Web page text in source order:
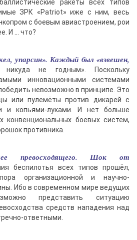
ракеты всех типов
ЗРК «Patriot» иже с ним, весь
с боевым авиастроением, рои
И … что?
упарсин». Каждый был «взвешен,
не годным». Поскольку
инновационными системами
невозможно в принципе. Это
или пулемёты против дикарей с
и копьями-луками. И нет больше
конвенциональных боевых систем,
противника.
превосходящего. Шок от
беспилотья всех типов прошёл,
организационной и научно-
Ибо в современном мире ведущих
представить ситуацию
средств нападения над
ответными.